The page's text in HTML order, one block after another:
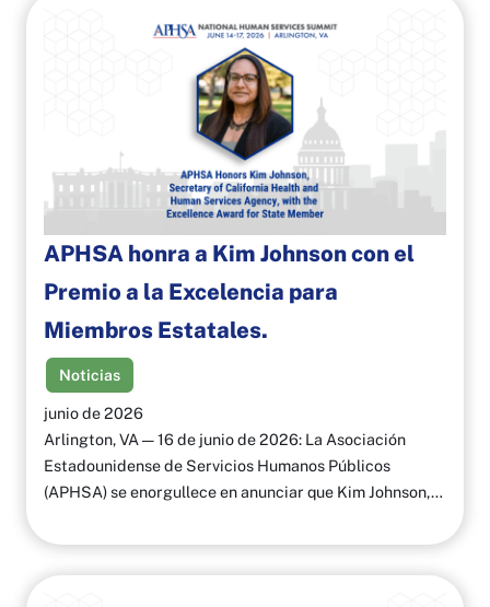
APHSA honra a Kim Johnson con el
Premio a la Excelencia para
Miembros Estatales.
Noticias
junio de 2026
Arlington, VA — 16 de junio de 2026: La Asociación
Estadounidense de Servicios Humanos Públicos
(APHSA) se enorgullece en anunciar que Kim Johnson,…